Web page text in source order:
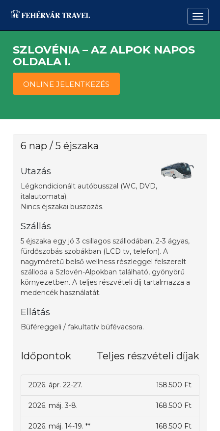
SZLOVÉNIA – AZ ALPOK NAPOS
OLDALA I.
ONLINE JELENTKEZÉS
6 nap / 5 éjszaka
Utazás
Légkondicionált autóbusszal (WC, DVD,
italautomata).
Nincs éjszakai buszozás.
Szállás
5 éjszaka egy jó 3 csillagos szállodában, 2-3 ágyas,
fürdőszobás szobákban (LCD tv, telefon). A
nagyméretű belső wellness részleggel felszerelt
szálloda a Szlovén-Alpokban található, gyönyörű
környezetben. A teljes részvételi díj tartalmazza a
medencék használatát.
Ellátás
Büféreggeli / fakultatív büfévacsora.
Időpontok Teljes részvételi díjak
2026. ápr. 22-27. 158.500 Ft
2026. máj. 3-8. 168.500 Ft
2026. máj. 14-19. ** 168.500 Ft